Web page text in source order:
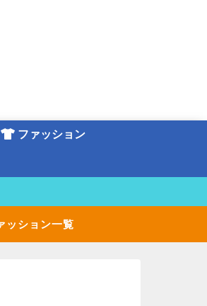
ファッション
ッション一覧